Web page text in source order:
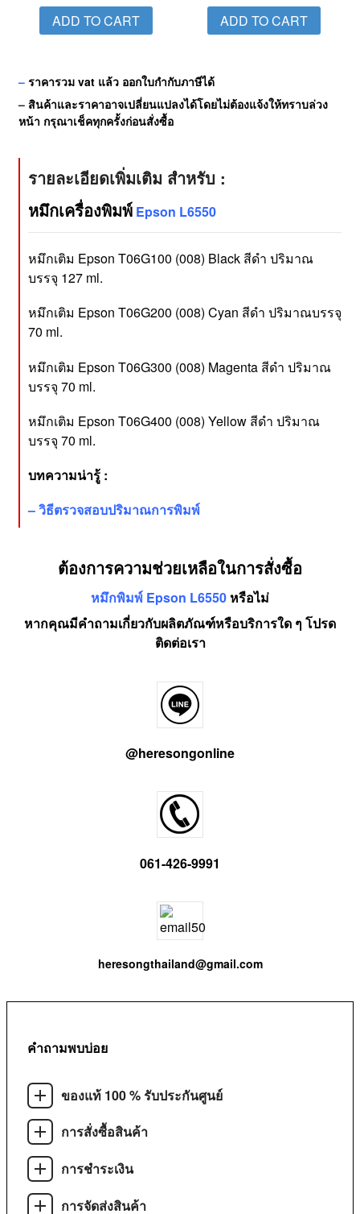
ADD TO CART
ADD TO CART
–ราคารวม vat แล้ว ออกใบกำกับภาษีได้
– สินค้าและราคาอาจเปลี่ยนแปลงได้โดยไม่ต้องแจ้งให้ทราบล่วง
หน้า กรุณาเช็คทุกครั้งก่อนสั่งซื้อ
รายละเอียดเพิ่มเติม สำหรับ :
หมึกเครื่องพิมพ์Epson L6550
หมึกเติม Epson T06G100 (008) Black สีดำ ปริมาณ
บรรจุ 127 ml.
หมึกเติม Epson T06G200 (008) Cyan สีดำ ปริมาณบรรจุ
70 ml.
หมึกเติม Epson T06G300 (008) Magenta สีดำ ปริมาณ
บรรจุ 70 ml.
หมึกเติม Epson T06G400 (008) Yellow สีดำ ปริมาณ
บรรจุ 70 ml.
บทความน่ารู้ :
–วิธีตรวจสอบปริมาณการพิมพ์
ต้องการความช่วยเหลือในการสั่งซื้อ
หมึกพิมพ์ Epson L6550 หรือไม่
หากคุณมีคำถามเกี่ยวกับผลิตภัณฑ์หรือบริการใด ๆ โปรด
ติดต่อเรา
@heresongonline
061-426-9991
heresongthailand@gmail.com
คำถามพบบ่อย
ของแท้ 100 % รับประกันศูนย์
การสั่งซื้อสินค้า
การชำระเงิน
การจัดส่งสินค้า